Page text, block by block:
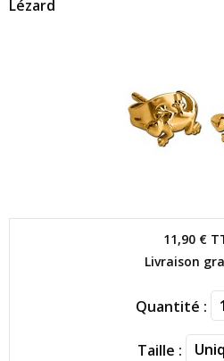
Lézard
11,90 €
Livraison
Quantité :
Taille :